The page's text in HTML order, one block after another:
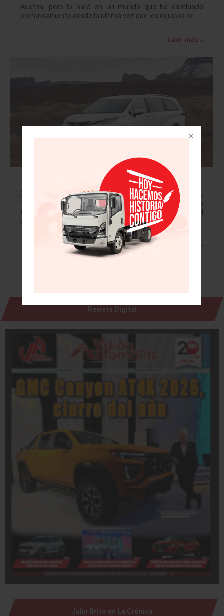
Austria, pero lo hará en un mundo que ha cambiado
profundamente desde la última vez que los equipos se…
Leer más »
Toyota presenta la totalmente nueva Sienna 2021
Diseñada, fabricada y ensamblada en los Estados Unidos.
Tren motriz híbrido líder en su clase, con un consumo
estimado de 33 MPG (14 km/lt) combinados. Con el
objetivo de redefinir…
Leer más »
Revista Digital
Julio Brito en La Crónica